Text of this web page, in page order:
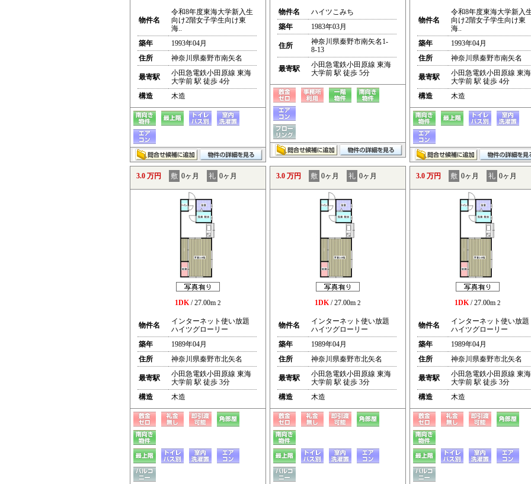
物件名
令和8年度東海大学新入生
向け2階女子学生向け東
海..
築年
1993年04月
住所
神奈川県秦野市南矢名
最寄駅
小田急電鉄小田原線 東海
大学前 駅 徒歩 4分
構造
木造
物件名
ハイツこみち
築年
1983年03月
住所
神奈川県秦野市南矢名1-
8-13
最寄駅
小田急電鉄小田原線 東海
大学前 駅 徒歩 5分
物件名
令和8年度東海大学新入
向け2階女子学生向け東
海..
築年
1993年04月
住所
神奈川県秦野市南矢名
最寄駅
小田急電鉄小田原線 東海
大学前 駅 徒歩 4分
構造
木造
3.0 万円 敷 0ヶ月 礼 0ヶ月
1DK/ 27.00m 2
物件名
インターネット使い放題
ハイツグローリー
築年
1989年04月
住所
神奈川県秦野市北矢名
最寄駅
小田急電鉄小田原線 東海
大学前 駅 徒歩 3分
構造
木造
3.0 万円 敷 0ヶ月 礼 0ヶ月
1DK/ 27.00m 2
物件名
インターネット使い放題
ハイツグローリー
築年
1989年04月
住所
神奈川県秦野市北矢名
最寄駅
小田急電鉄小田原線 東海
大学前 駅 徒歩 3分
構造
木造
3.0 万円 敷 0ヶ月 礼 0ヶ月
1DK/ 27.00m 2
物件名
インターネット使い放題
ハイツグローリー
築年
1989年04月
住所
神奈川県秦野市北矢名
最寄駅
小田急電鉄小田原線 東海
大学前 駅 徒歩 3分
構造
木造